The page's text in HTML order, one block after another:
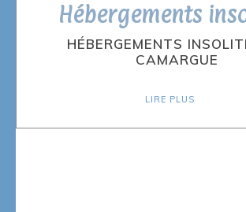
Hébergements
HÉBERGEMENTS
CAMARGUE
LIRE PLUS